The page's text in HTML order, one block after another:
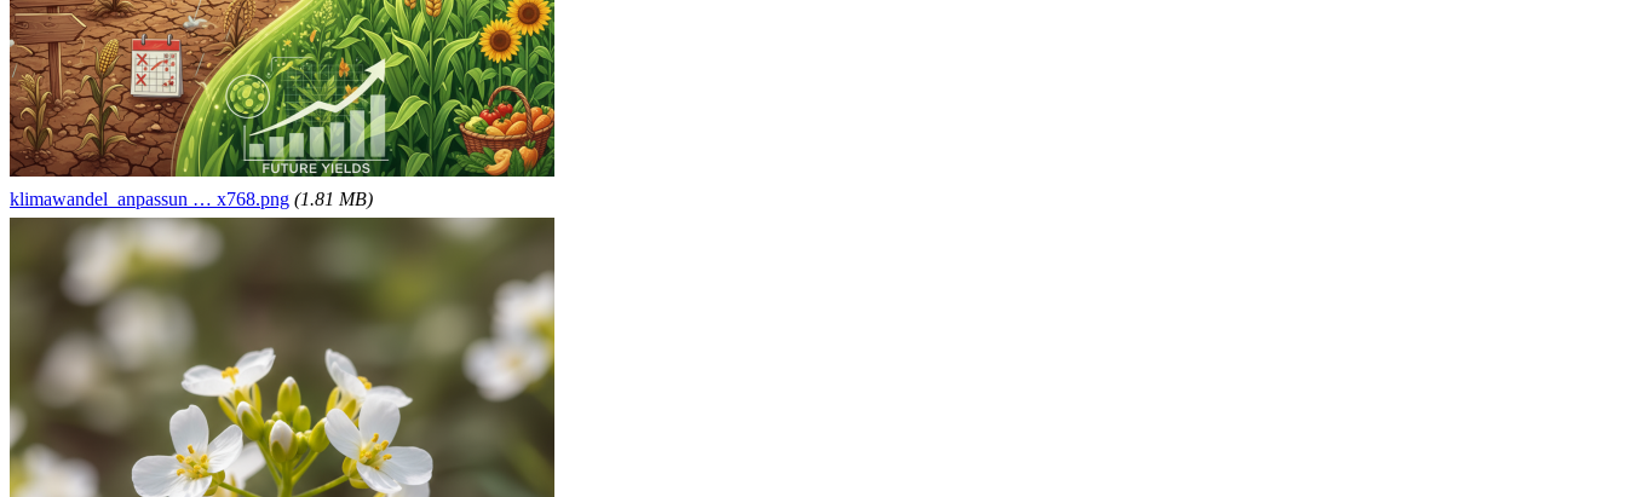
klimawandel_anpassun … x768.png (1.81 MB)